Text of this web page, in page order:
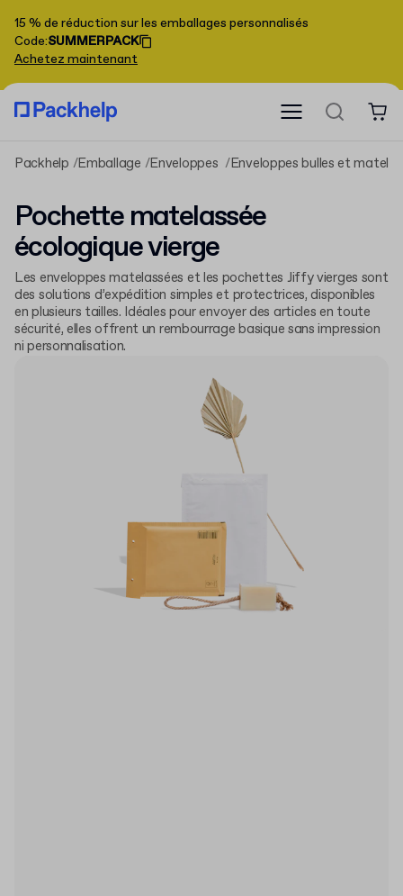
15 % de réduction sur les emballages personnalisés
Code:SUMMERPACK
Achetez maintenant
Packhelp Emballage Enveloppes Enveloppes bulles et
Pochette matelassée
écologique vierge
Les enveloppes matelassées et les pochettes Jiffy vierges sont
des solutions d’expédition simples et protectrices, disponibles
en plusieurs tailles. Idéales pour envoyer des articles en toute
sécurité, elles offrent un rembourrage basique sans impression
ni personnalisation.